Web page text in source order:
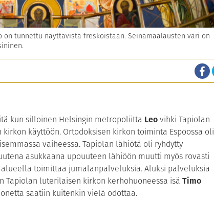
on tunnettu näyttävistä freskoistaan. Seinämaalausten väri on
kun silloinen Helsingin metropoliitta Leovihki Tapiolan
käyttöön. Ortodoksisen kirkon toiminta Espoossa oli
vaiheessa. Tapiolan lähiötä oli ryhdytty
asukkaana upouuteen lähiöön muutti myös rovasti
toimittaa jumalanpalveluksia. Aluksi palveluksia
luterilaisen kirkon kerhohuoneessa isä Timo
saatiin kuitenkin vielä odottaa.